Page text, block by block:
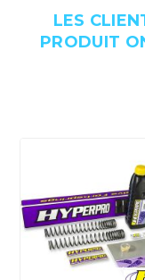
LES
PRODUIT